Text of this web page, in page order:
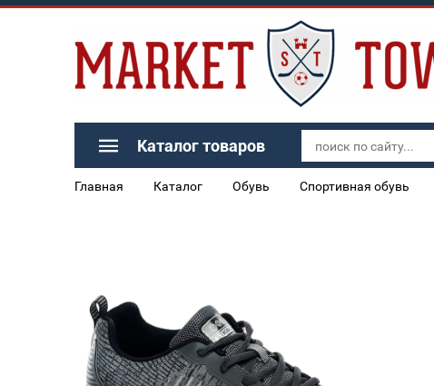
Каталог товаров
Главная Каталог Обувь Спортивная обувь